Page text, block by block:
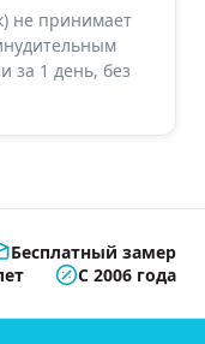
не принимает
за 1 день, без
Бесплатный замер
С 2006 года